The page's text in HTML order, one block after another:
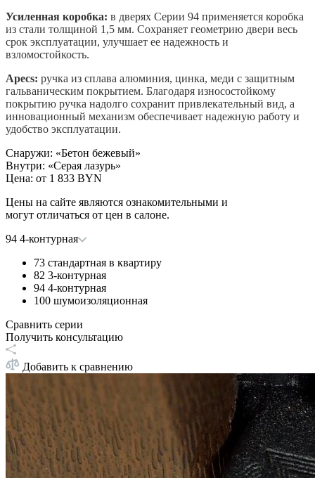
Усиленная коробка: в дверях Серии 94 применяется коробка
из стали толщиной 1,5 мм. Сохраняет геометрию двери весь
срок эксплуатации, улучшает ее надежность и
взломостойкость.
Apecs: ручка из сплава алюминия, цинка, меди с защитным
гальваническим покрытием. Благодаря износостойкому
покрытию ручка надолго сохранит привлекательный вид, а
инновационный механизм обеспечивает надежную работу и
удобство эксплуатации.
Снаружи: «Бетон бежевый»
Внутри: «Серая лазурь»
Цена: от 1 833 BYN
Цены на сайте являются ознакомительными и
могут отличаться от цен в салоне.
94 4-контурная
73 стандартная в квартиру
82 3-контурная
94 4-контурная
100 шумоизоляционная
Сравнить серии
Получить консультацию
Добавить к сравнению